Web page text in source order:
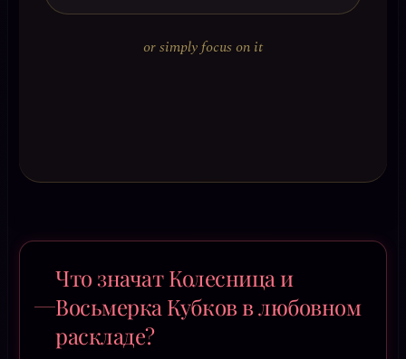
or simply focus on it
Что значат Колесница и
Восьмерка Кубков в любовном
раскладе?